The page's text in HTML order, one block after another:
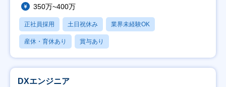
350万~400万
正社員採用 土日祝休み 業界未経験OK
産休・育休あり 賞与あり
DXエンジニア